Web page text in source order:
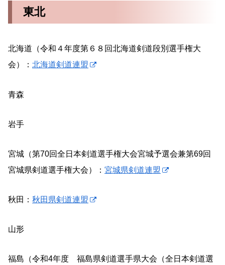
東北
北海道（令和４年度第６８回北海道剣道段別選手権大
会）： 北海道剣道連盟
青森
岩手
宮城（第70回全日本剣道選手権大会宮城予選会兼第69回
宮城県剣道選手権大会）： 宮城県剣道連盟
秋田： 秋田県剣道連盟
山形
福島（令和4年度 福島県剣道選手県大会（全日本剣道選